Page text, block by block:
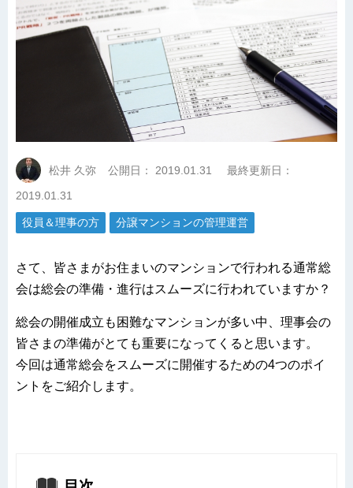
松井 久弥 公開日： 2019.01.31
最終更新日：
2019.01.31
役員＆理事の方 分譲マンションの管理運営
さて、皆さまがお住まいのマンションで行われる通常総
会は総会の準備・進行はスムーズに行われていますか？
総会の開催成立も困難なマンションが多い中、理事会の
皆さまの準備がとても重要になってくると思います。
今回は通常総会をスムーズに開催するための4つのポイ
ントをご紹介します。